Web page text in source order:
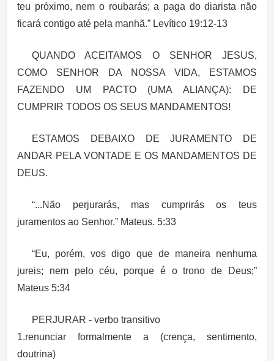
teu próximo, nem o roubarás; a paga do diarista não
ficará contigo até pela manhã.” Levítico 19:12-13
QUANDO ACEITAMOS O SENHOR JESUS,
COMO SENHOR DA NOSSA VIDA, ESTAMOS
FAZENDO UM PACTO (UMA ALIANÇA): DE
CUMPRIR TODOS OS SEUS MANDAMENTOS!
ESTAMOS DEBAIXO DE JURAMENTO DE
ANDAR PELA VONTADE E OS MANDAMENTOS DE
DEUS.
“...Não perjurarás, mas cumprirás os teus
juramentos ao Senhor.” Mateus. 5:33
“Eu, porém, vos digo que de maneira nenhuma
jureis; nem pelo céu, porque é o trono de Deus;”
Mateus 5:34
PERJURAR - verbo transitivo
1.renunciar formalmente a (crença, sentimento,
doutrina)